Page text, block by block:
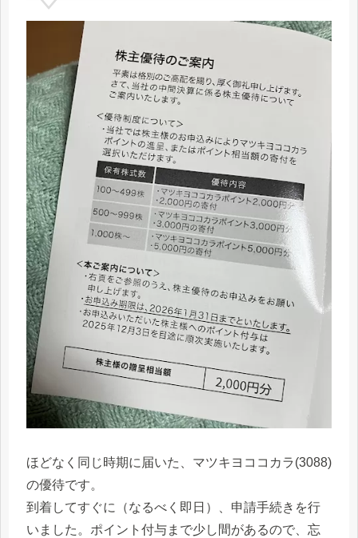
ほどなく同じ時期に届いた、マツキヨココカラ(3088)
の優待です。
到着してすぐに（なるべく即日）、申請手続きを行
いました。ポイント付与まで少し間があるので、忘